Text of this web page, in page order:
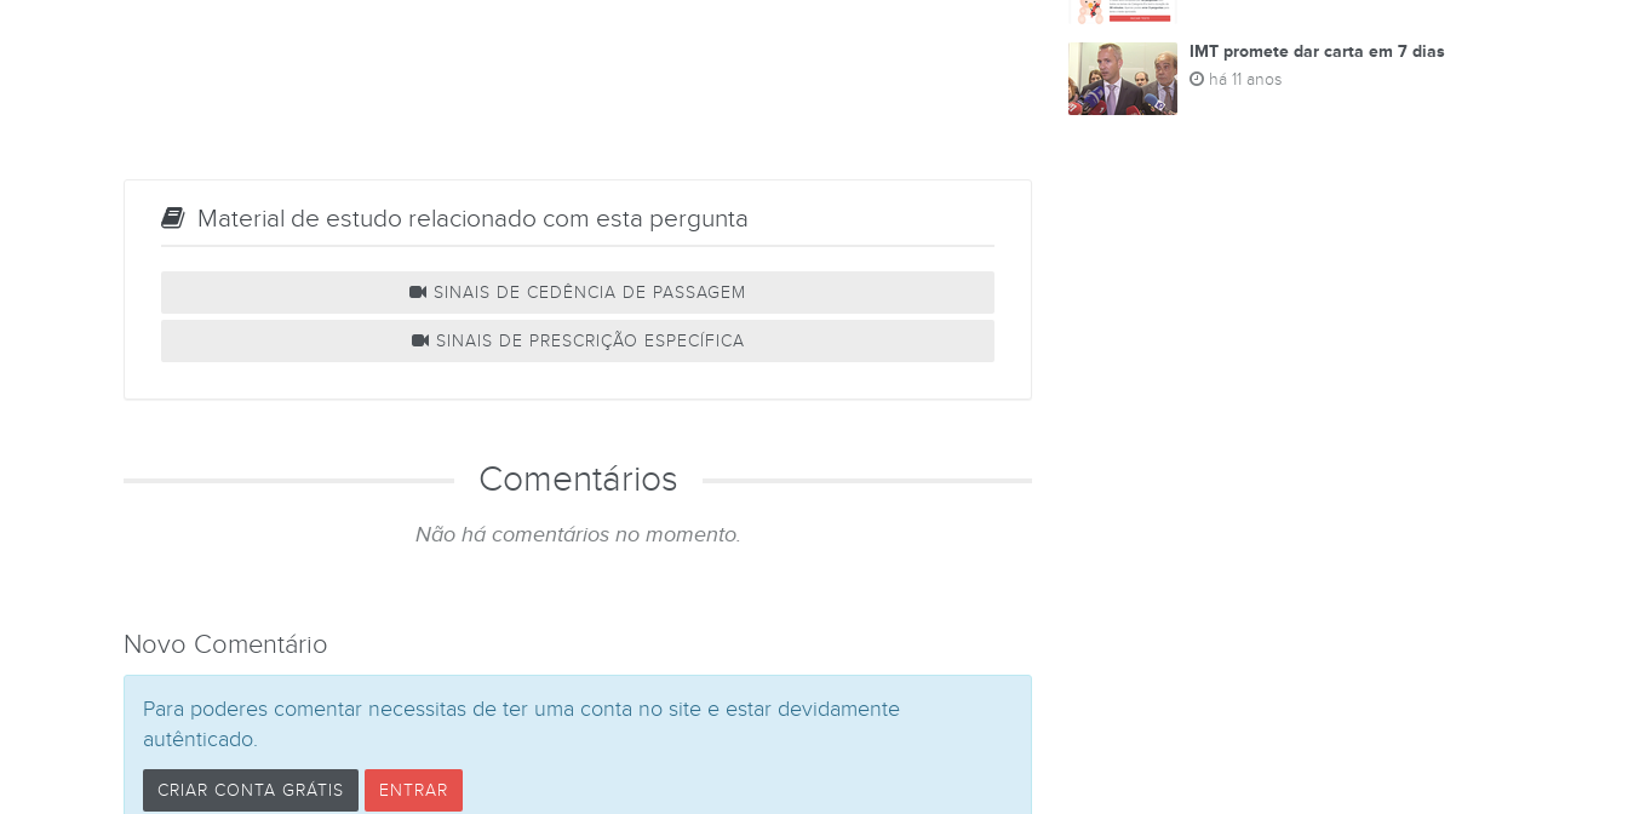
Material de estudo relacionado com esta pergunta
SINAIS DE CEDÊNCIA DE PASSAGEM
SINAIS DE PRESCRIÇÃO ESPECÍFICA
Comentários
Não há comentários no momento.
Novo Comentário
Para poderes comentar necessitas de ter uma conta no site e estar devidamente
autênticado.
CRIAR CONTA GRÁTIS ENTRAR
IMT promete dar carta em 7 dias
há 11 anos